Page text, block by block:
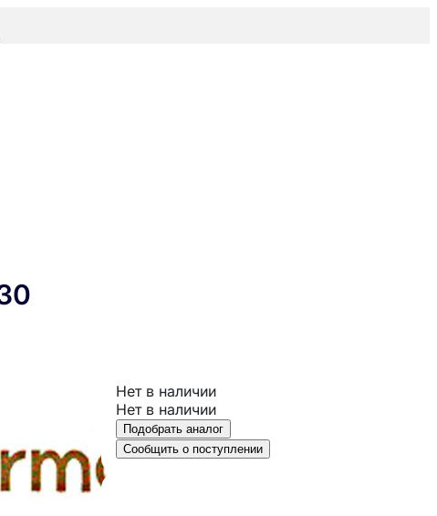
Нет в наличии
Нет в наличии
Подобрать аналог
Сообщить о поступлении